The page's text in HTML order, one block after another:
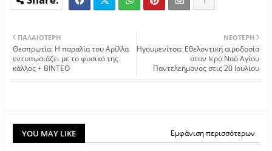
ΝΕΌΤΕΡΗ
Ηγουμενίτσα: Εθελοντική αιμοδοσία
στον Ιερό Ναό Αγίου
Παντελεήμονος στις 20 Ιουλίου
ΠΑΛΑΙΌΤΕΡΗ
Θεσπρωτία: Η παραλία του Αρίλλα
εντυπωσιάζει με το φυσικό της
κάλλος + ΒΙΝΤΕΟ
YOU MAY LIKE Εμφάνιση περισσότερων